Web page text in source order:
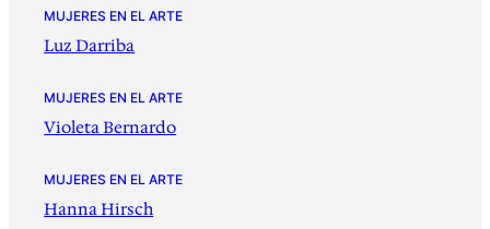
MUJERES EN EL ARTE
Luz Darriba
MUJERES EN EL ARTE
Violeta Bernardo
MUJERES EN EL ARTE
Hanna Hirsch